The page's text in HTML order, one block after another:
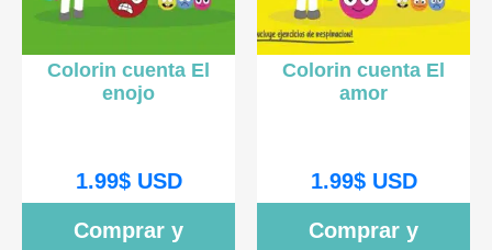
Colorin cuenta El
enojo
1.99$USD
Comprar y
Colorin cuenta El
amor
1.99$USD
Comprar y